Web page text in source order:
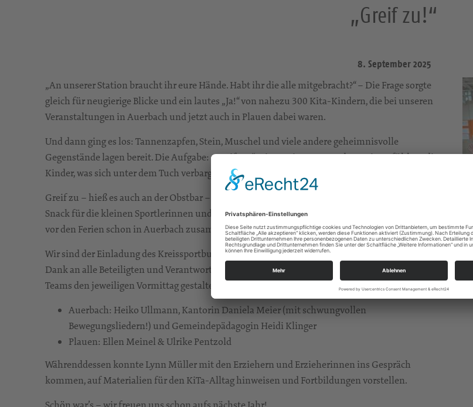
„Greif zu!“
8. September 2025
„An unserer Station braucht ihr eure Hände. Habt ihr die alle mitgebracht?“ – Die Frage sorgte
gleich für neugierige Blicke und ein lautes „Ja!“ von nahezu 300 Kita-Kindern, die bei unseren
Veranstaltungen in Auerbach und jetzt auch in Plauen dabei waren.
Und dann ging es los: Tannenzapfen, Stein, Muschel und viele andere geheimnisvolle
Gegenstände lagen bereit. Die Aufgabe: „Greif zu!“ Mit Begeisterung und Neugier erfühlten die
Kinder, was sich unter dem Tuch verbarg.
Greif zu – hieß es auch an der Obstbar – Gurken- und Melonenstücke boten einen leckeren
Snack für die kleinen Sportlerinnen und Sportler. Sie alle kamen am 29. August in Plauen und
vor den Ferien schon in Auerbach zusammen.
Wir sind der Einladung des Kreissportbundes Vogtland sehr gern gefolgt und sagen herzlichen
Dank an alle Beteiligten und Verantwortlichen! Als Kirchenbezirk Vogtalnd haben wir als kleine
Teams den jeweiligen Vormittag gestaltet:
Auerbach: Heiko Ullmann, Kantorin Daniela Meier (mit schwungvollen
Bewegungsliedern!) und Gemeindepädagogin Heidi Klinger
Plauen: Ellen Meinel & Ulrike Pentzold
Währenddessen konnte Lynn Müller mit den Erziehern und Erzieherinnen ins Gespräch
kommen, auf Materialien für den KiTa-Alltag hinweisen und Fortbildungen vorstellen.